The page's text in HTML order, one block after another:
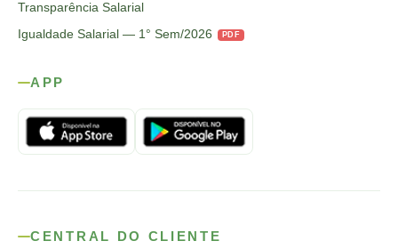
Transparência Salarial
Igualdade Salarial — 1° Sem/2026
PDF
APP
CENTRAL DO CLIENTE